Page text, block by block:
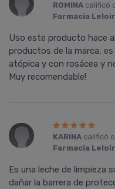
ROMINAcalificó
Farmacia Leloir
Uso este producto hace
productos de la marca,
atópica y con rosácea y
Muy recomendable!
KARINA calificó
Farmacia Leloir
Es una leche de limpieza
dañar la barrera de